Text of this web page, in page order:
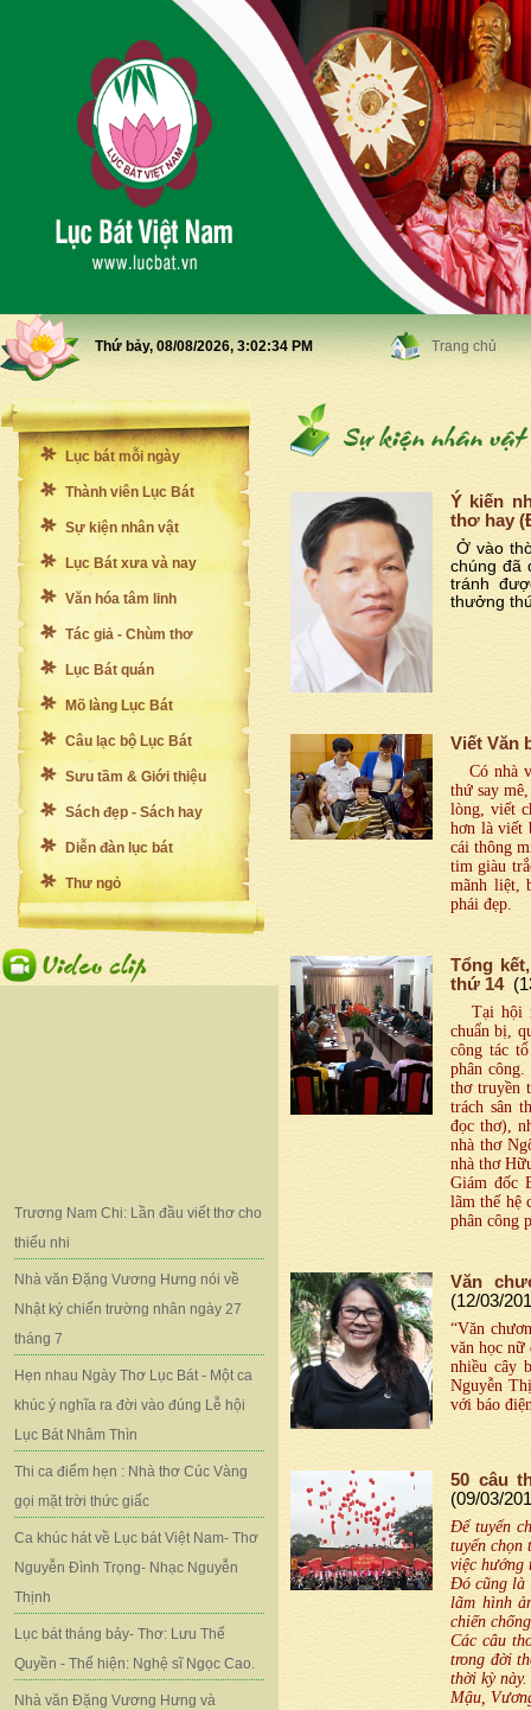
Thứ bảy, 08/08/2026, 3:02:36 PM Trang chủ
Lục bát mỗi ngày
Thành viên Lục Bát
Sự kiện nhân vật
Lục Bát xưa và nay
Văn hóa tâm linh
Tác giả - Chùm thơ
Lục Bát quán
Mõ làng Lục Bát
Câu lạc bộ Lục Bát
Sưu tầm & Giới thiệu
Sách đẹp - Sách hay
Diễn đàn lục bát
Thư ngỏ
Trương Nam Chi: Lần đầu viết thơ cho
thiếu nhi
Nhà văn Đặng Vương Hưng nói về
Nhật ký chiến trường nhân ngày 27
tháng 7
Hẹn nhau Ngày Thơ Lục Bát - Một ca
khúc ý nghĩa ra đời vào đúng Lễ hội
Lục Bát Nhâm Thìn
Thi ca điểm hẹn : Nhà thơ Cúc Vàng
gọi mặt trời thức giấc
Ca khúc hát về Lục bát Việt Nam- Thơ
Nguyễn Đình Trọng- Nhạc Nguyễn
Thịnh
Lục bát tháng bảy- Thơ: Lưu Thế
Quyền - Thể hiện: Nghệ sĩ Ngọc Cao.
Nhà văn Đặng Vương Hưng và
Ý kiến
thơ hay
Ở vào
chúng đã
tránh
thưởng
Viết Văn
Có nhà
thứ say
lòng, viết
hơn là viết
cái thông
tim giàu
mãnh liệt,
phái đẹp.
Tổng
thứ 14
Tại hội
chuẩn bị,
công tác
phân
thơ truyền
trách sân
đọc thơ),
nhà thơ
nhà thơ
Giám đốc
lãm thế hệ
phân công
Văn
(12/03/
“Văn
văn học nữ
nhiều cây
Nguyễn
với báo
50 câu
(09/03/
Để tuyển
tuyển chọn
việc hướng
Đó cũng là
lãm hình
chiến
Các câu
trong đời
thời kỳ
Mậu,